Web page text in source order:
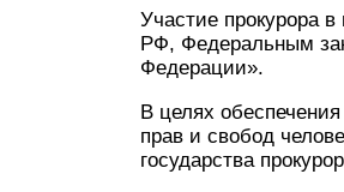
Участие прокурора
РФ, Федеральным
Федерации».
В целях
прав и свобод
государства